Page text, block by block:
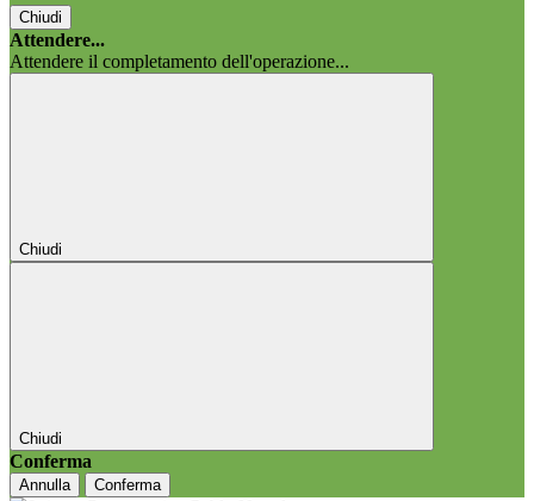
Chiudi
Attendere...
Attendere il completamento dell'operazione...
Chiudi
Chiudi
Conferma
Annulla Conferma